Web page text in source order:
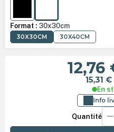
Format : 30x30cm
30X30CM 30X40CM
12,76
15,31 €
En
Info
Quantité